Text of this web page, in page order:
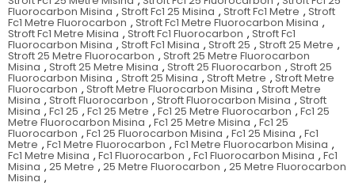
Fluorocarbon Misina , Stroft Fc1 25 Misina , Stroft Fc1 Metre , Stroft
Fc1 Metre Fluorocarbon , Stroft Fc1 Metre Fluorocarbon Misina ,
Stroft Fc1 Metre Misina , Stroft Fc1 Fluorocarbon , Stroft Fc1
Fluorocarbon Misina , Stroft Fc1 Misina , Stroft 25 , Stroft 25 Metre ,
Stroft 25 Metre Fluorocarbon , Stroft 25 Metre Fluorocarbon
Misina , Stroft 25 Metre Misina , Stroft 25 Fluorocarbon , Stroft 25
Fluorocarbon Misina , Stroft 25 Misina , Stroft Metre , Stroft Metre
Fluorocarbon , Stroft Metre Fluorocarbon Misina , Stroft Metre
Misina , Stroft Fluorocarbon , Stroft Fluorocarbon Misina , Stroft
Misina , Fc1 25 , Fc1 25 Metre , Fc1 25 Metre Fluorocarbon , Fc1 25
Metre Fluorocarbon Misina , Fc1 25 Metre Misina , Fc1 25
Fluorocarbon , Fc1 25 Fluorocarbon Misina , Fc1 25 Misina , Fc1
Metre , Fc1 Metre Fluorocarbon , Fc1 Metre Fluorocarbon Misina ,
Fc1 Metre Misina , Fc1 Fluorocarbon , Fc1 Fluorocarbon Misina , Fc1
Misina , 25 Metre , 25 Metre Fluorocarbon , 25 Metre Fluorocarbon
Misina ,